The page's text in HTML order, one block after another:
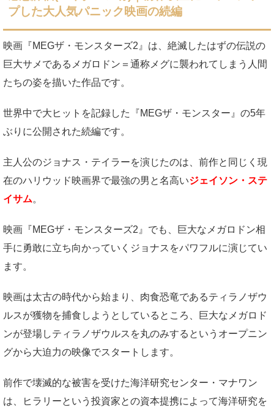
プした大人気パニック映画の続編
映画『MEGザ・モンスターズ2』は、絶滅したはずの伝説の
巨大サメであるメガロドン＝通称メグに襲われてしまう人間
たちの姿を描いた作品です。
世界中で大ヒットを記録した『MEGザ・モンスター』の5年
ぶりに公開された続編です。
主人公のジョナス・テイラーを演じたのは、前作と同じく現
在のハリウッド映画界で最強の男と名高いジェイソン・ステ
イサム。
映画『MEGザ・モンスターズ2』でも、巨大なメガロドン相
手に勇敢に立ち向かっていくジョナスをパワフルに演じてい
ます。
映画は太古の時代から始まり、肉食恐竜であるティラノザウ
ルスが獲物を捕食しようとしているところ、巨大なメガロド
ンが登場しティラノザウルスを丸のみするというオープニン
グから大迫力の映像でスタートします。
前作で壊滅的な被害を受けた海洋研究センター・マナワン
は、ヒラリーという投資家との資本提携によって海洋研究を